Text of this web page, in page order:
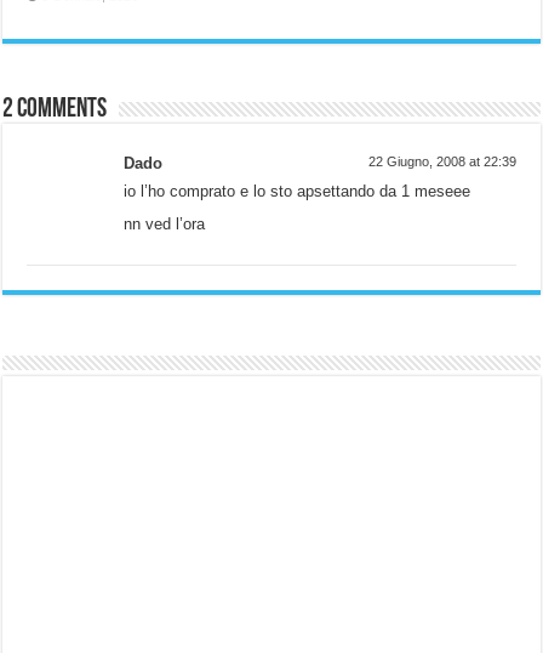
2 comments
Dado 22 Giugno, 2008 at 22:39
io l’ho comprato e lo sto apsettando da 1 meseee
nn ved l’ora